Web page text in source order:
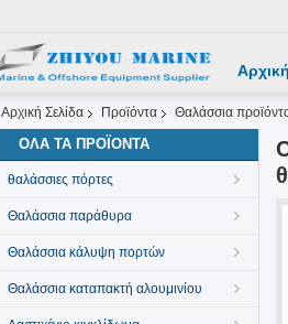
Αρχική Σελίδα Προϊόντα Θαλάσσια
ΌΛΑ ΤΑ ΠΡΟΪΌΝΤΑ
θαλάσσιες πόρτες
Θαλάσσια παράθυρα
Θαλάσσια κάλυψη πορτών
Θαλάσσια καταπακτή αλουμινίου